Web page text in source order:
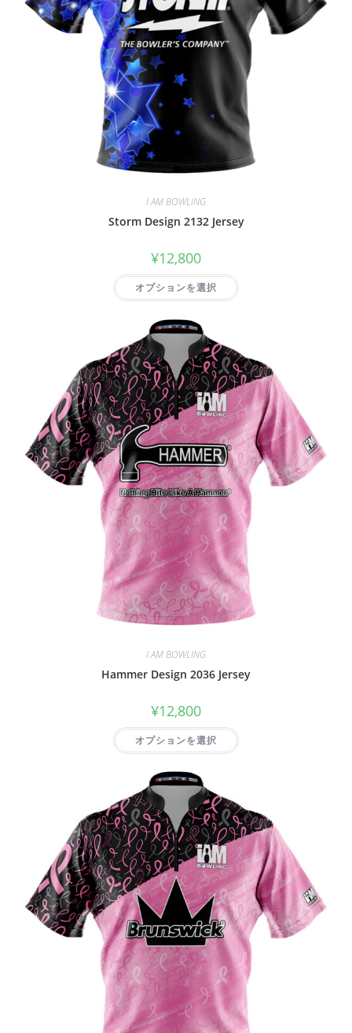
I AM BOWLING
Storm Design 2132 Jersey
¥12,800
オプションを選択
I AM BOWLING
Hammer Design 2036 Jersey
¥12,800
オプションを選択